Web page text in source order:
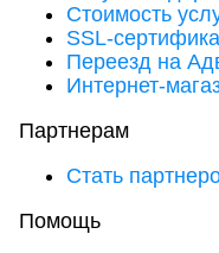
Стоимость
SSL-
Переезд на
Интернет-
Партнерам
Стать
Помощь